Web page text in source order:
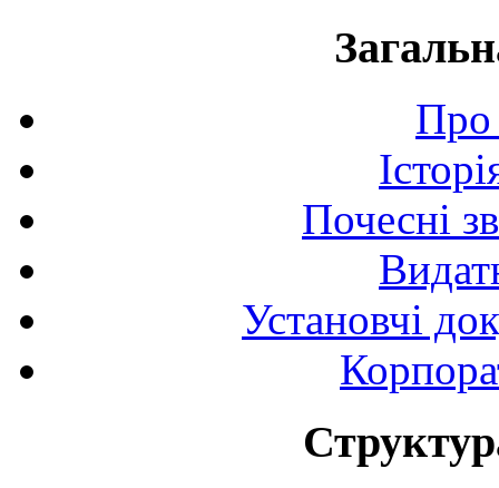
Про
Почесні
Установчі